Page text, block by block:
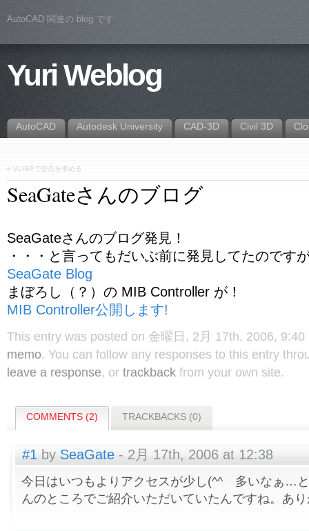
AutoCAD 関連の blog です
Yuri Weblog
AutoCAD Autodesk University CAD-3D Civil 3D
« VLISPで交点を求める
SeaGateさんのブログ
SeaGateさんのブログ発見！
・・・と言ってもだいぶ前に発見してたのです
SeaGate Blog
まぼろし（？）の MIB Controller が！
MIB Controller公開します!
This entry was posted on 金曜日, 2月 17th, 2006,
memo. You can follow any responses to this entry
leave a response, or trackback from your own site.
COMMENTS (2) TRACKBACKS (0)
#1 by SeaGate - 2月 17th, 2006 at 12:38
今日はいつもよりアクセスが少し(^^ゞ多いなぁ…
んのところでご紹介いただいていたんですね。あ